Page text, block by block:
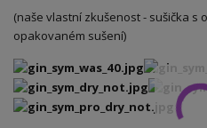
(naše vlastní zkušenost - sušička s
opakovaném sušení)